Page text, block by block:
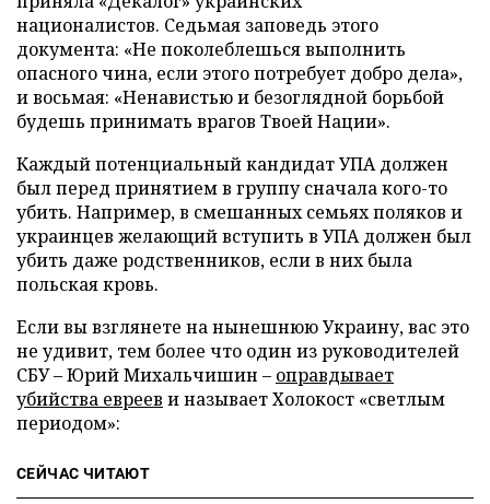
националистов. Седьмая заповедь этого
документа: «Не поколеблешься выполнить
опасного чина, если этого потребует добро дела»,
и восьмая: «Ненавистью и безоглядной борьбой
будешь принимать врагов Твоей Нации».
Каждый потенциальный кандидат УПА должен
был перед принятием в группу сначала кого-то
убить. Например, в смешанных семьях поляков и
украинцев желающий вступить в УПА должен был
убить даже родственников, если в них была
польская кровь.
Если вы взглянете на нынешнюю Украину, вас это
не удивит, тем более что один из руководителей
СБУ – Юрий Михальчишин – оправдывает
убийства евреев и называет Холокост «светлым
периодом»:
СЕЙЧАС ЧИТАЮТ